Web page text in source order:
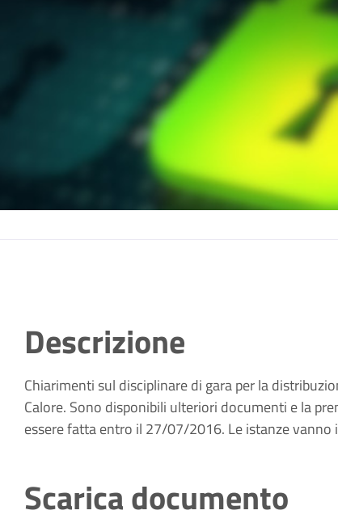
Descrizione
Chiarimenti sul disciplinare di gara per la
Calore. Sono disponibili ulteriori documenti e la
essere fatta entro il 27/07/2016. Le istanze
Scarica documento